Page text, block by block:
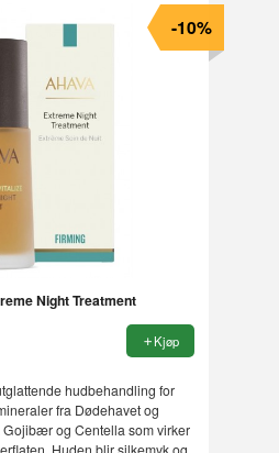
Night Treatment
-10%
Kjøp
hudbehandling for
fra Dødehavet og
og Centella som virker